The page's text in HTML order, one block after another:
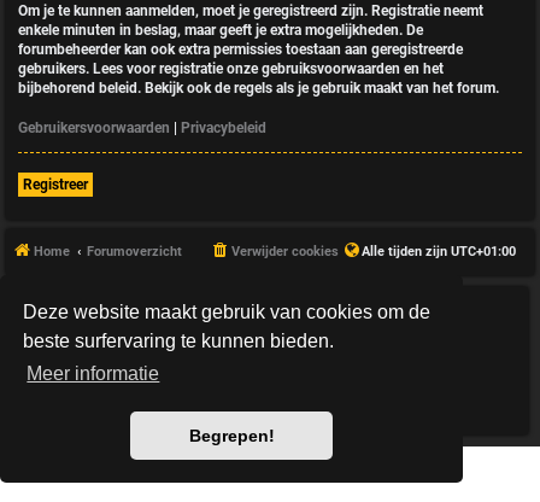
Deze website maakt gebruik van cookies om de
beste surfervaring te kunnen bieden.
Meer informatie
Begrepen!
Om je te kunnen aanmelden, moet je geregistreerd zijn. Registratie neemt
enkele minuten in beslag, maar geeft je extra mogelijkheden. De
forumbeheerder kan ook extra permissies toestaan aan geregistreerde
gebruikers. Lees voor registratie onze gebruiksvoorwaarden en het
bijbehorend beleid. Bekijk ook de regels als je gebruik maakt van het forum.
Gebruikersvoorwaarden | Privacybeleid
Registreer
Home Forumoverzicht Alle tijden zijn UTC+01:00
Verwijder cookies
*HexagonReborn style byMannixMD
Style Version: 3.2.10
Powered by
Privacy|Gebruikersvoorwaarden